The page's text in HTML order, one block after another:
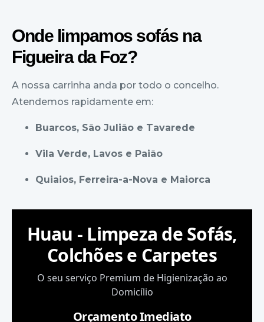
Onde limpamos sofás na
Figueira da Foz?
A nossa carrinha anda por todo o concelho.
Atendemos rapidamente em:
Buarcos, São Julião e Tavarede
Vila Verde, Lavos e Paião
Quiaios, Ferreira-a-Nova e Maiorca